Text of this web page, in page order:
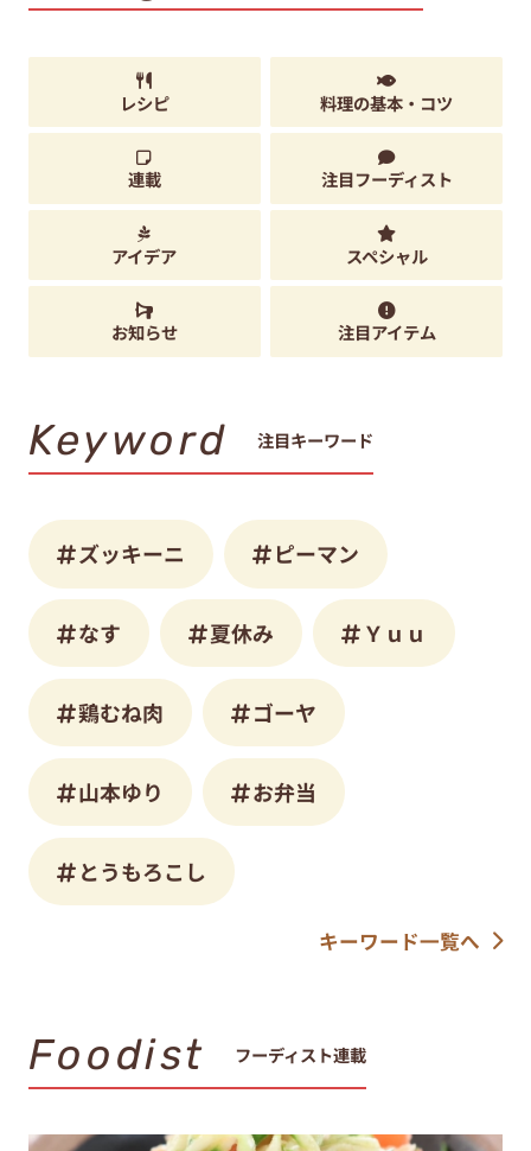
レシピ 料理の基本・コツ
連載 注目フーディスト
アイデア スペシャル
お知らせ 注目アイテム
Keyword 注目キーワード
ズッキーニ ピーマン
なす 夏休み Ｙｕｕ
鶏むね肉 ゴーヤ
山本ゆり お弁当
とうもろこし
キーワード一覧へ
Foodist フーディスト連載